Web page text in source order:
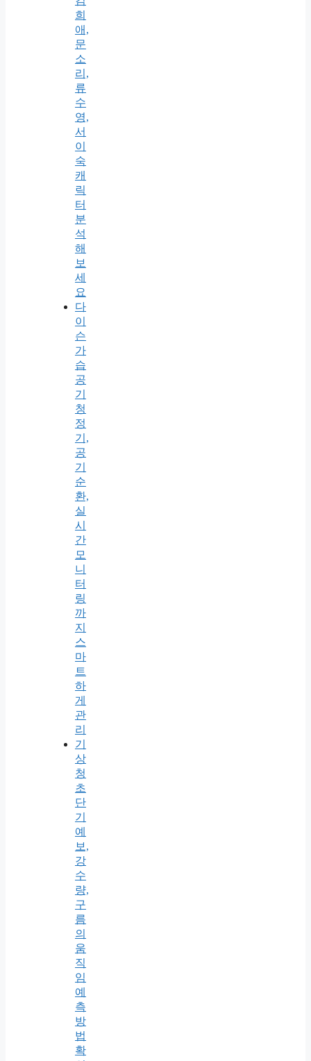
희
애,
문
소
리,
류
수
영,
서
이
숙
캐
릭
터
분
석
해
보
세
요
다
이
슨
가
습
공
기
청
정
기,
공
기
순
환,
실
시
간
모
니
터
링
까
지
스
마
트
하
게
관
리
기
상
청
초
단
기
예
보,
강
수
량,
구
름
의
움
직
임
예
측
방
법
확